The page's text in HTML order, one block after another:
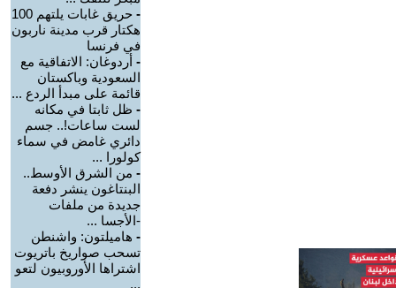
-
حريق غابات يلتهم 100
هكتار قرب مدينة ناربون
في فرنسا
- أردوغان: الاتفاقية مع
السعودية وباكستان
قائمة على مبدأ الردع ...
- ظل ثابتا في مكانه
لست ساعات!.. جسم
دائري غامض في سماء
كولورا ...
- من الشرق الأوسط..
البنتاغون ينشر دفعة
جديدة من ملفات
-الأجسا ...
- هاميلتون: واشنطن
تسحب صواريخ باتريوت
اشتراها الأوروبيون لتعو
...